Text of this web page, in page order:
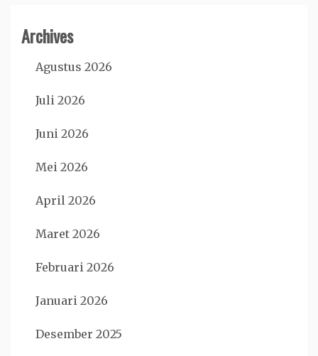
Archives
Agustus 2026
Juli 2026
Juni 2026
Mei 2026
April 2026
Maret 2026
Februari 2026
Januari 2026
Desember 2025